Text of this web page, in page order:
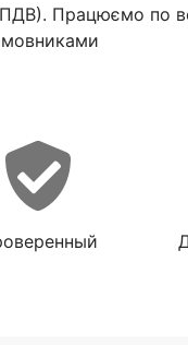
Працюємо по